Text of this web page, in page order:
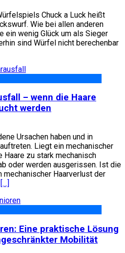
Chuck a Luck heißt
Wie bei allen anderen
ein wenig Glück um als Sieger
sind Würfel nicht berechenbar
– wenn die Haare
werden
Ursachen haben und in
Liegt ein mechanischer
Haare zu stark mechanisch
oder werden ausgerissen. Ist die
mechanischer Haarverlust der
[…]
Eine praktische Lösung
Mobilität